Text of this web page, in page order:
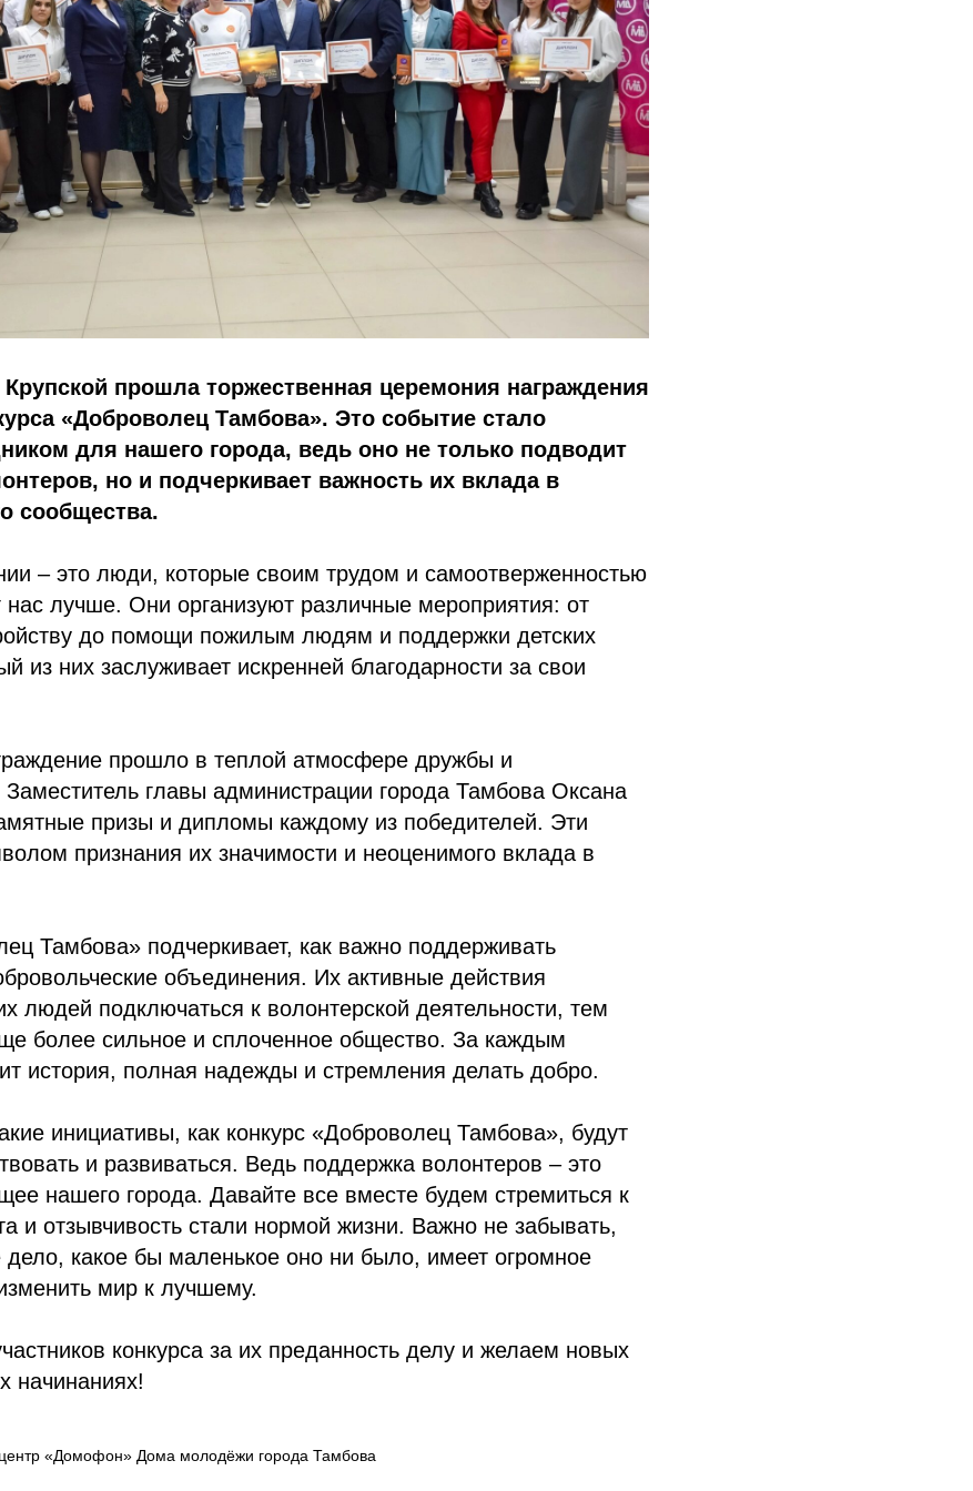
прошла торжественная церемония награждения
«Доброволец Тамбова». Это событие стало
для нашего города, ведь оно не только подводит
но и подчеркивает важность их вклада в
сообщества.
– это люди, которые своим трудом и самоотверженностью
нас лучше. Они организуют различные мероприятия: от
до помощи пожилым людям и поддержки детских
из них заслуживает искренней благодарности за свои
прошло в теплой атмосфере дружбы и
главы администрации города Тамбова Оксана
призы и дипломы каждому из победителей. Эти
признания их значимости и неоценимого вклада в
Тамбова» подчеркивает, как важно поддерживать
объединения. Их активные действия
людей подключаться к волонтерской деятельности, тем
более сильное и сплоченное общество. За каждым
история, полная надежды и стремления делать добро.
инициативы, как конкурс «Доброволец Тамбова», будут
и развиваться. Ведь поддержка волонтеров – это
нашего города. Давайте все вместе будем стремиться к
и отзывчивость стали нормой жизни. Важно не забывать,
дело, какое бы маленькое оно ни было, имеет огромное
мир к лучшему.
конкурса за их преданность делу и желаем новых
начинаниях!
«Домофон» Дома молодёжи города Тамбова